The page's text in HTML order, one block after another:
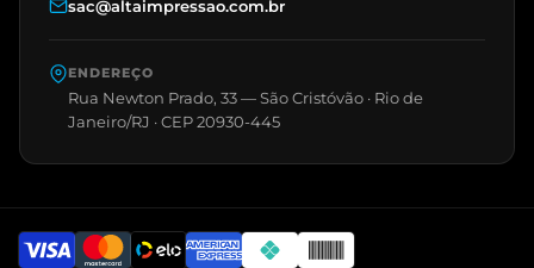
sac@altaimpressao.com.br
ENDEREÇO
Rua Newton Prado, 33 — São Cristóvão · Rio de
Janeiro/RJ · CEP 20930-445